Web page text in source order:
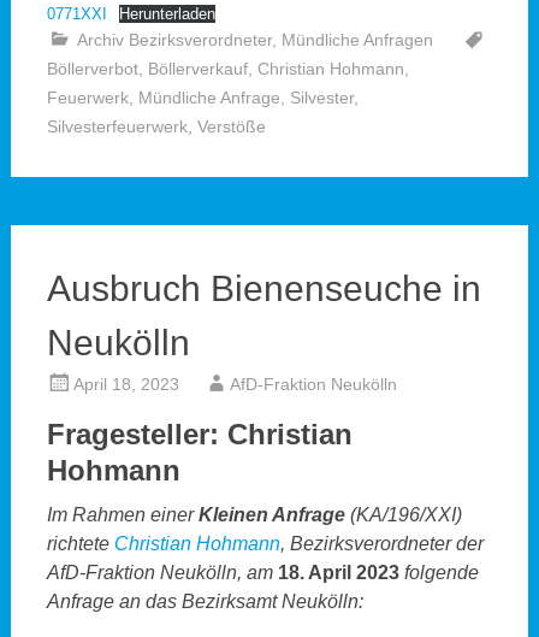
0771XXI Herunterladen
Archiv Bezirksverordneter, Mündliche Anfragen
Böllerverbot, Böllerverkauf, Christian Hohmann
Feuerwerk, Mündliche Anfrage Silvester,
Silvesterfeuerwerk, Verstöße
Ausbruch Bienenseuche in
Neukölln
April 18, 2023 AfD-Fraktion Neukölln
Fragesteller: Christian
Hohmann
Im Rahmen einerKleinen Anfrage(KA/196/XXI)
richtete Christian Hohmann, Bezirksverordneter der
AfD-Fraktion Neukölln, am 18. April 2023 folgende
Anfrage an das Bezirksamt Neukölln: